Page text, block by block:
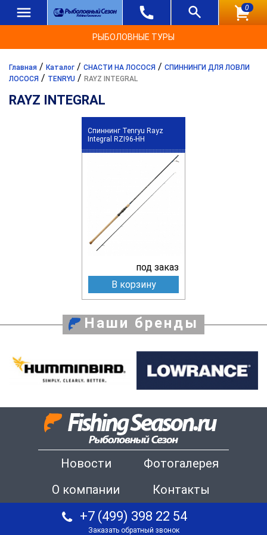
0
РЫБОЛОВНЫЕ ТУРЫ
Главная / Каталог / СНАСТИ НА ЛОСОСЯ / СПИННИНГИ ДЛЯ ЛОВЛИ
ЛОСОСЯ / TENRYU / RAYZ INTEGRAL
RAYZ INTEGRAL
Спиннинг Tenryu Rayz
Integral RZI96-HH
под заказ
В корзину
Наши бренды
Новости
Фотогалерея
О компании
Контакты
+7 (499) 398 22 54
Заказать обратный звонок